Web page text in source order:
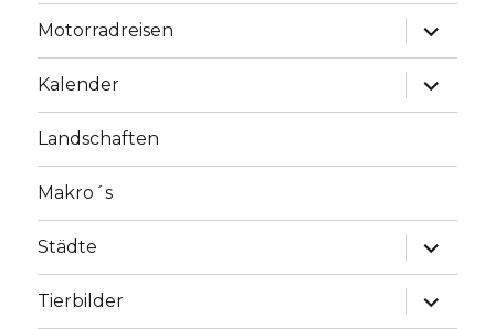
Motorradreisen
Kalender
Landschaften
Makro´s
Städte
Tierbilder